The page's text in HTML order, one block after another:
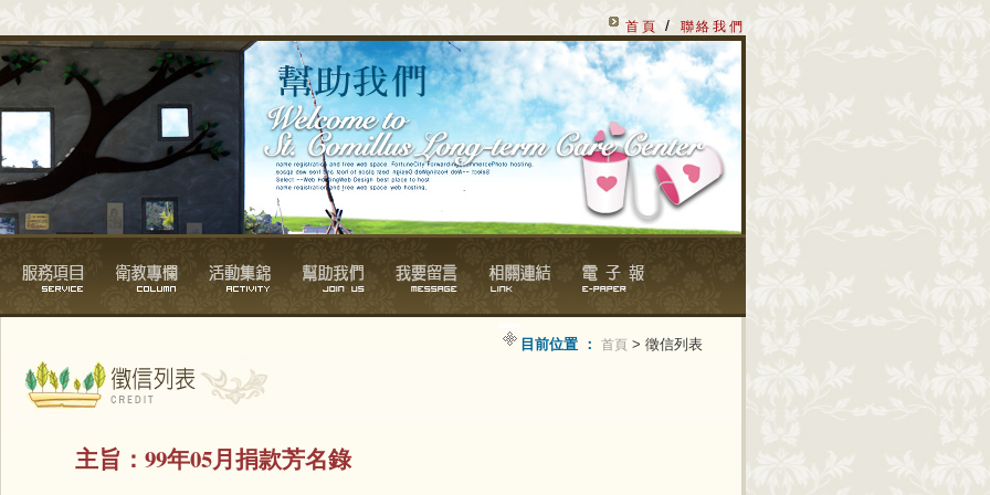
首頁 / 聯絡我們
目前位置 ： 首頁 > 徵信列表
主旨：99年05月捐款芳名錄